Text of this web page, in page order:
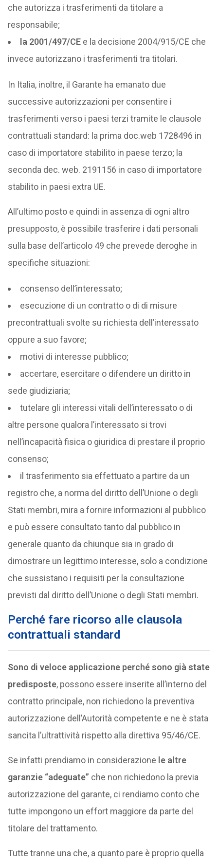
che autorizza i trasferimenti da titolare a
responsabile;
la 2001/497/CEe la decisione 2004/915/CE che
invece autorizzano i trasferimenti tra titolari.
In Italia, inoltre, il Garante ha emanato due
successive autorizzazioni per consentire i
trasferimenti verso i paesi terzi tramite le clausole
contrattuali standard: la prima doc.web 1728496 in
caso di importatore stabilito in paese terzo; la
seconda dec. web. 2191156 in caso di importatore
stabilito in paesi extra UE.
All’ultimo posto e quindi in assenza di ogni altro
presupposto, è possibile trasferire i dati personali
sulla base dell’articolo 49 che prevede deroghe in
specifiche situazioni:
consenso dell’interessato;
esecuzione di un contratto o di di misure
precontrattuali svolte su richiesta dell’interessato
oppure a suo favore;
motivi di interesse pubblico;
accertare, esercitare o difendere un diritto in
sede giudiziaria;
tutelare gli interessi vitali dell’interessato o di
altre persone qualora l’interessato si trovi
nell’incapacità fisica o giuridica di prestare il proprio
consenso;
il trasferimento sia effettuato a partire da un
registro che, a norma del diritto dell’Unione o degli
Stati membri, mira a fornire informazioni al pubblico
e può essere consultato tanto dal pubblico in
generale quanto da chiunque sia in grado di
dimostrare un legittimo interesse, solo a condizione
che sussistano i requisiti per la consultazione
previsti dal diritto dell’Unione o degli Stati membri.
Perché fare ricorso alle clausola
contrattuali standard
Sono di veloce applicazione perché sono già state
predisposte, possono essere inserite all’interno del
contratto principale, non richiedono la preventiva
autorizzazione dell’Autorità competente e ne è stata
sancita l’ultrattività rispetto alla direttiva 95/46/CE.
Se infatti prendiamo in considerazione le altre
garanzie “adeguate” che non richiedono la previa
autorizzazione del garante, ci rendiamo conto che
tutte impongono un effort maggiore da parte del
titolare del trattamento.
Tutte tranne una che, a quanto pare è proprio quella